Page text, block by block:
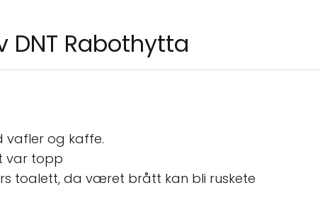
DNT Rabothytta
vafler og kaffe.
var topp
toalett, da været brått kan bli ruskete